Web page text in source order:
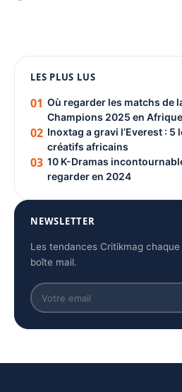
PUBLICITÉ
LES PLUS LUS
01 Où regarder les matchs de
Champions 2025 en
02 Inoxtag a gravi l’Everest : 5
créatifs africains
03 10 K-Dramas
regarder en 2024
NEWSLETTER
Les tendances Critikmag
boîte mail.